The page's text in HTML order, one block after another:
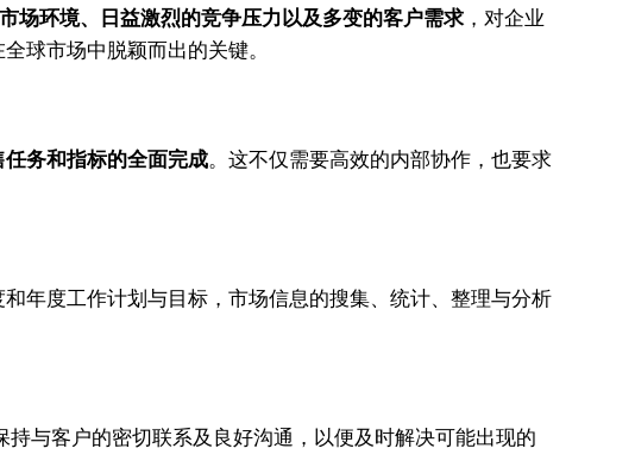
场环境、日益激烈的竞争压力以及多变的客户需求，对企业
球市场中脱颖而出的关键。
务和指标的全面完成。这不仅需要高效的内部协作，也要求
年度工作计划与目标，市场信息的搜集、统计、整理与分析
与客户的密切联系及良好沟通，以便及时解决可能出现的